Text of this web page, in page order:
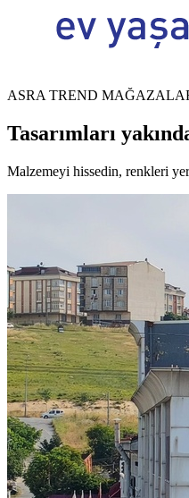
ASRA TREND
Tasarımları
Malzemeyi hissedin, renkleri